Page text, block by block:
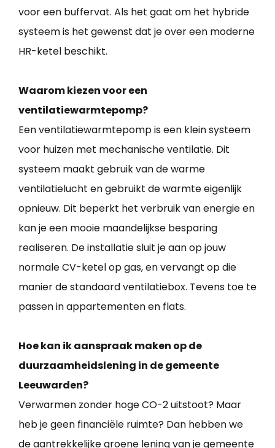
voor een buffervat. Als het gaat om het hybride
systeem is het gewenst dat je over een moderne
HR-ketel beschikt.
Waarom kiezen voor een
ventilatiewarmtepomp?
Een ventilatiewarmtepomp is een klein systeem
voor huizen met mechanische ventilatie. Dit
systeem maakt gebruik van de warme
ventilatielucht en gebruikt de warmte eigenlijk
opnieuw. Dit beperkt het verbruik van energie en
kan je een mooie maandelijkse besparing
realiseren. De installatie sluit je aan op jouw
normale CV-ketel op gas, en vervangt op die
manier de standaard ventilatiebox. Tevens toe te
passen in appartementen en flats.
Hoe kan ik aanspraak maken op de
duurzaamheidslening in de gemeente
Leeuwarden?
Verwarmen zonder hoge CO-2 uitstoot? Maar
heb je geen financiële ruimte? Dan hebben we
de aantrekkelijke groene lening van je gemeente